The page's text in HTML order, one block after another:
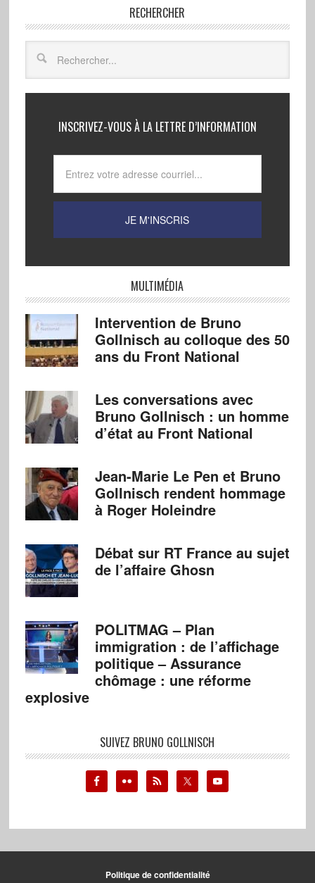
RECHERCHER
INSCRIVEZ-VOUS À LA LETTRE D’INFORMATION
MULTIMÉDIA
Intervention de Bruno
Gollnisch au colloque des 50
ans du Front National
Les conversations avec
Bruno Gollnisch : un homme
d’état au Front National
Jean-Marie Le Pen et Bruno
Gollnisch rendent hommage
à Roger Holeindre
Débat sur RT France au sujet
de l’affaire Ghosn
POLITMAG – Plan
immigration : de l’affichage
politique – Assurance
chômage : une réforme
explosive
SUIVEZ BRUNO GOLLNISCH
Politique de confidentialité